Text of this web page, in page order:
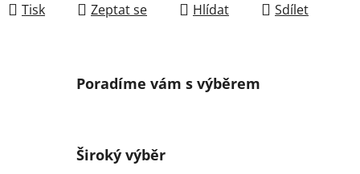
Tisk
Zeptat se Hlídat Sdílet
Poradíme vám s výběrem
Široký výběr